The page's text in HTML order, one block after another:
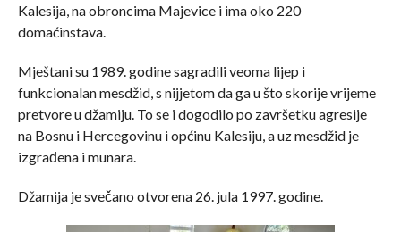
Kalesija, na obroncima Majevice i ima oko 220
domaćinstava.
Mještani su 1989. godine sagradili veoma lijep i
funkcionalan mesdžid, s nijjetom da ga u što skorije vrijeme
pretvore u džamiju. To se i dogodilo po završetku agresije
na Bosnu i Hercegovinu i općinu Kalesiju, a uz mesdžid je
izgrađena i munara.
Džamija je svečano otvorena 26. jula 1997. godine.